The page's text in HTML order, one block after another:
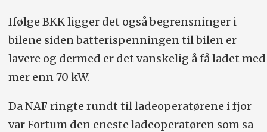
Ifølge BKK ligger det også begrensninger i
bilene siden batterispenningen til bilen er
lavere og dermed er det vanskelig å få ladet med
mer enn 70 kW.
Da NAF ringte rundt til ladeoperatørene i fjor
var Fortum den eneste ladeoperatøren som sa